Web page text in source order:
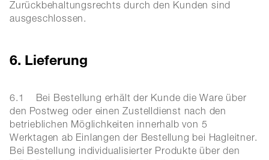
Zurückbehaltungsrechts durch den Kunden sind
ausgeschlossen.
6. Lieferung
6.1 Bei Bestellung erhält der Kunde die Ware über
den Postweg oder einen Zustelldienst nach den
betrieblichen Möglichkeiten innerhalb von 5
Werktagen ab Einlangen der Bestellung bei Hagleitner.
Bei Bestellung individualisierter Produkte über den